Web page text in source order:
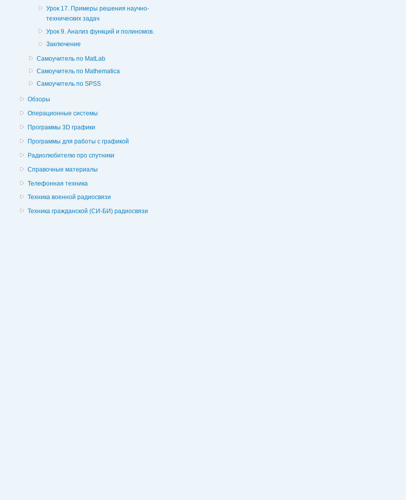
Урок 17. Примеры решения научно-
технических задач
Урок 9. Анализ функций и полиномов.
Заключение
Самоучитель по MatLab
Самоучитель по Mathematica
Самоучитель по SPSS
Обзоры
Операционные системы
Программы 3D графики
Программы для работы с графикой
Радиолюбителю про спутники
Справочные материалы
Телефонная техника
Техника военной радиосвязи
Техника гражданской (СИ-БИ) радиосвязи